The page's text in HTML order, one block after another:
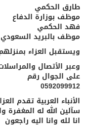
طارق الحكمي
موظف بوزارة الدفاع
فهد الحكمي
موظف بالبريد السعودي
ويستقبل العزاء
وعبر الأتصال
على الجوال رقم
0592099912
الأنباء العربية تقدم
سآلين الله له المغفرة
انا لله وانا اليه راجعون